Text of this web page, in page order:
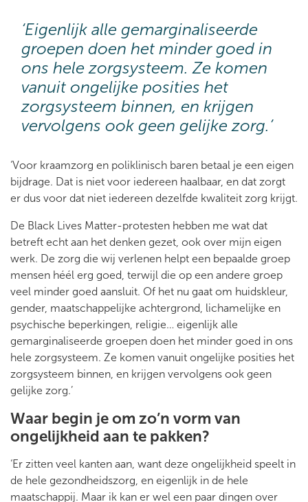
‘Eigenlijk alle gemarginaliseerde
groepen doen het minder goed in
ons hele zorgsysteem. Ze komen
vanuit ongelijke posities het
zorgsysteem binnen, en krijgen
vervolgens ook geen gelijke zorg.’
‘Voor kraamzorg en poliklinisch baren betaal je een eigen
bijdrage. Dat is niet voor iedereen haalbaar, en dat zorgt
er dus voor dat niet iedereen dezelfde kwaliteit zorg krijgt.
De Black Lives Matter-protesten hebben me wat dat
betreft echt aan het denken gezet, ook over mijn eigen
werk. De zorg die wij verlenen helpt een bepaalde groep
mensen héél erg goed, terwijl die op een andere groep
veel minder goed aansluit. Of het nu gaat om huidskleur,
gender, maatschappelijke achtergrond, lichamelijke en
psychische beperkingen, religie… eigenlijk alle
gemarginaliseerde groepen doen het minder goed in ons
hele zorgsysteem. Ze komen vanuit ongelijke posities het
zorgsysteem binnen, en krijgen vervolgens ook geen
gelijke zorg.’
Waar begin je om zo’n vorm van
ongelijkheid aan te pakken?
‘Er zitten veel kanten aan, want deze ongelijkheid speelt in
de hele gezondheidszorg, en eigenlijk in de hele
maatschappij. Maar ik kan er wel een paar dingen over